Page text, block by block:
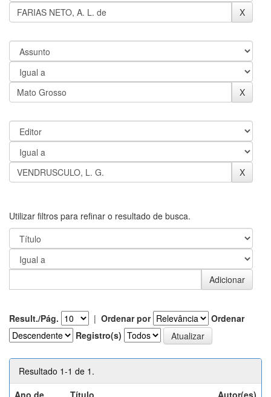
Utilizar filtros para refinar o resultado de busca.
Result./Pág. | Ordenar por
Ordenar
Registro(s)
Resultado 1-1 de 1.
Ano de
Título Autor(es)